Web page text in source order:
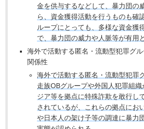
金を供与するなどして、暴力団の
ら、資金獲得活動を行うものも確
ループにとっても、多様な資金獲
で、暴力団の威力や人脈等が有用
海外で活動する匿名・流動型犯罪グ
関係性
海外で活動する匿名・流動型犯罪
走族OBグループや外国人犯罪組
ジア等を拠点に特殊詐欺を敢行し
されているが、これらの拠点にお
や日本人の架け子等の調達に暴力